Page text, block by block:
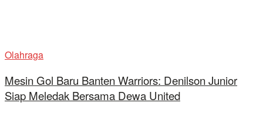
Olahraga
Mesin Gol Baru Banten Warriors: Denilson Junior
Siap Meledak Bersama Dewa United